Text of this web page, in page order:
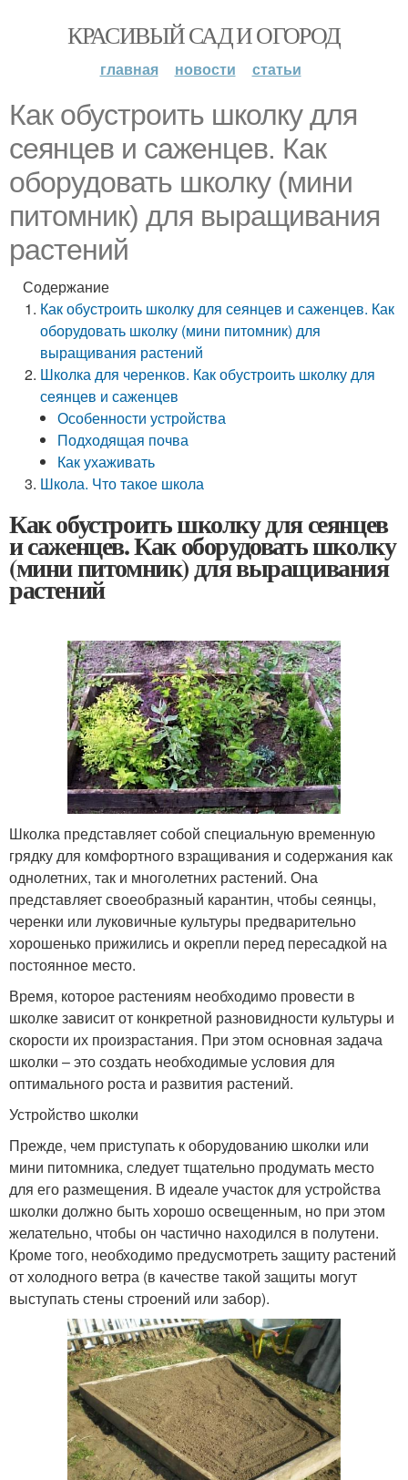
КРАСИВЫЙ САД И ОГОРОД
главная новости статьи
Как обустроить школку для
сеянцев и саженцев. Как
оборудовать школку (мини
питомник) для выращивания
растений
Содержание
Как обустроить школку для сеянцев и саженцев. Как
оборудовать школку (мини питомник) для
выращивания растений
Школка для черенков. Как обустроить школку для
сеянцев и саженцев
Особенности устройства
Подходящая почва
Как ухаживать
Школа. Что такое школа
Как обустроить школку для сеянцев
и саженцев. Как оборудовать школку
(мини питомник) для выращивания
растений
Школка представляет собой специальную временную
грядку для комфортного взращивания и содержания как
однолетних, так и многолетних растений. Она
представляет своеобразный карантин, чтобы сеянцы,
черенки или луковичные культуры предварительно
хорошенько прижились и окрепли перед пересадкой на
постоянное место.
Время, которое растениям необходимо провести в
школке зависит от конкретной разновидности культуры и
скорости их произрастания. При этом основная задача
школки – это создать необходимые условия для
оптимального роста и развития растений.
Устройство школки
Прежде, чем приступать к оборудованию школки или
мини питомника, следует тщательно продумать место
для его размещения. В идеале участок для устройства
школки должно быть хорошо освещенным, но при этом
желательно, чтобы он частично находился в полутени.
Кроме того, необходимо предусмотреть защиту растений
от холодного ветра (в качестве такой защиты могут
выступать стены строений или забор).